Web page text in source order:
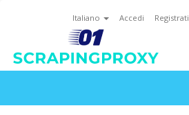
Italiano Accedi Registrati